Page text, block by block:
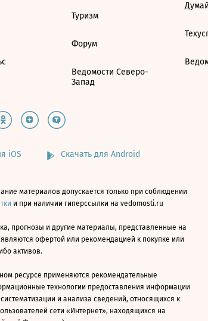
Туризм
Форум
Ведомости Северо-
Запад
Думай
iOS Скачать для Android
материалов допускается только при соблюдении
и при наличии гиперссылки на vedomosti.ru
прогнозы и другие материалы, представленные на
офертой или рекомендацией к покупке или
активов.
ресурсе применяются рекомендательные
технологии предоставления информации
и анализа сведений, относящихся к
сети «Интернет», находящихся на